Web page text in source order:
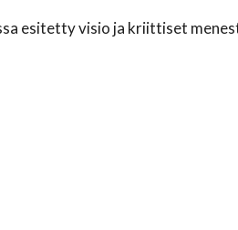
esitetty visio ja kriittiset